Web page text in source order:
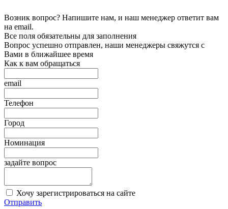
Возник вопрос? Напишите нам, и наш менеджер ответит вам
на email.
Все поля обязательны для заполнения
Вопрос успешно отправлен, наши менеджеры свяжутся с
Вами в ближайшее время
Как к вам обращаться
email
Телефон
Город
Номинация
задайте вопрос
Хочу зарегистрироваться на сайте
Отправить